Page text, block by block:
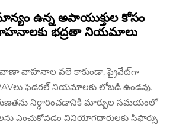
ఉన్న అపాయుక్తుల కోసం
భద్రతా నియమాలు
వాహనాల వలె కాకుండా, ప్రైవేట్‌గా
ఫెడరల్ నియమాలకు లోబడి ఉండవు.
నిర్ధారించడానికి మార్పుల సమయంలో
ఎంచుకోవడం వినియోగదారులకు సిఫార్సు